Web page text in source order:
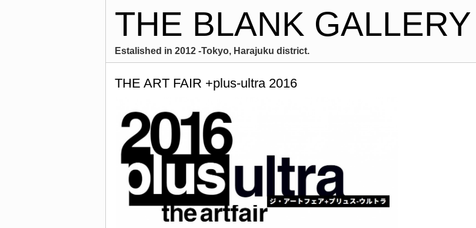
THE BLANK GALLERY
Estalished in 2012 -Tokyo, Harajuku district.
THE ART FAIR +plus-ultra 2016